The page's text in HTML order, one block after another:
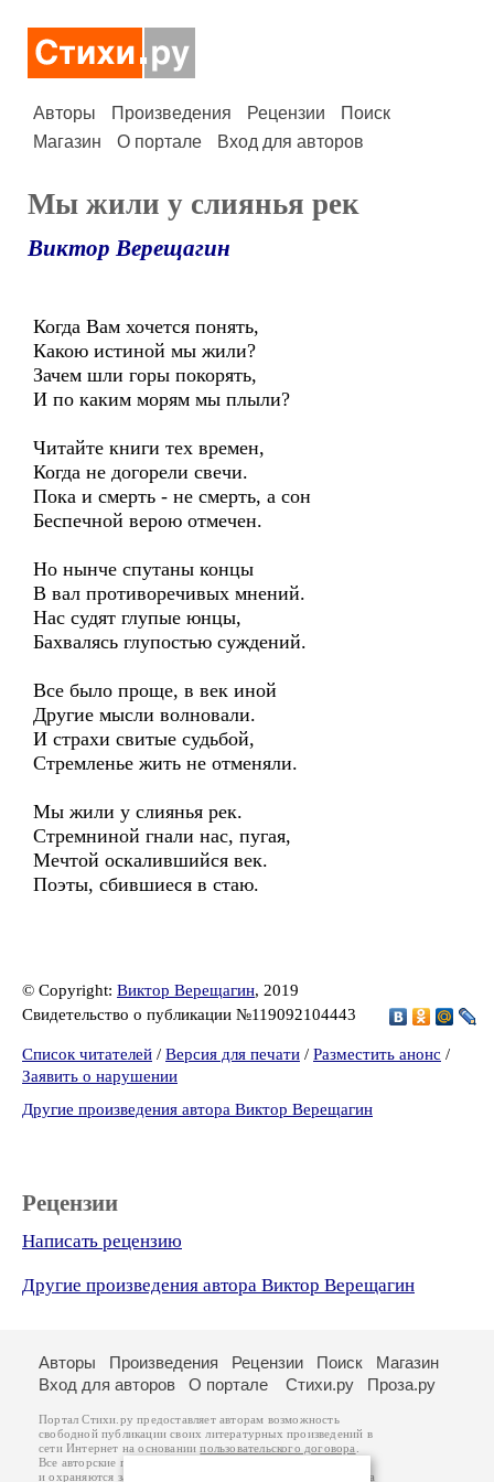
Авторы Произведения Рецензии
Поиск
Магазин
О портале Вход для авторов
Мы жили у слиянья рек
Виктор Верещагин
Когда Вам хочется понять,
Какою истиной мы жили?
Зачем шли горы покорять,
И по каким морям мы плыли?
Читайте книги тех времен,
Когда не догорели свечи.
Пока и смерть - не смерть, а сон
Беспечной верою отмечен.
Но нынче спутаны концы
В вал противоречивых мнений.
Нас судят глупые юнцы,
Бахвалясь глупостью суждений.
Все было проще, в век иной
Другие мысли волновали.
И страхи свитые судьбой,
Стремленье жить не отменяли.
Мы жили у слиянья рек.
Стремниной гнали нас, пугая,
Мечтой оскалившийся век.
Поэты, сбившиеся в стаю.
© Copyright: Виктор Верещагин, 2019
Свидетельство о публикации №119092104443
Список читателей / Версия для печати / Разместить анонс /
Заявить о нарушении
Другие произведения автора Виктор Верещагин
Рецензии
Написать рецензию
Другие произведения автора Виктор Верещагин
Авторы Произведения Рецензии Поиск
Магазин
Вход для авторов
О портале Стихи.ру Проза.ру
Портал Стихи.ру предоставляет авторам возможность
свободной публикации своих литературных произведений в
сети Интернет на основаниипользовательского договора
Все авторские права на произведения принадлежат авторам
и охраняются законом . Перепечатка произведений возможна